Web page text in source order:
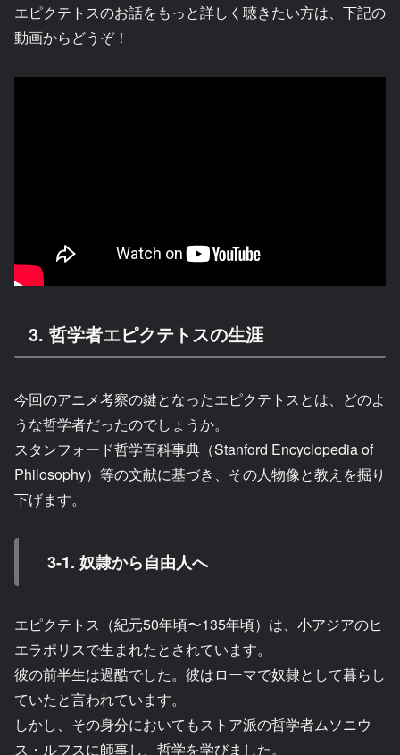
エピクテトスのお話をもっと詳しく聴きたい方は、下記の
動画からどうぞ！
3. 哲学者エピクテトスの生涯
今回のアニメ考察の鍵となったエピクテトスとは、どのよ
うな哲学者だったのでしょうか。
スタンフォード哲学百科事典（Stanford Encyclopedia of
Philosophy）等の文献に基づき、その人物像と教えを掘り
下げます。
3-1. 奴隷から自由人へ
エピクテトス（紀元50年頃〜135年頃）は、小アジアのヒ
エラポリスで生まれたとされています。
彼の前半生は過酷でした。彼はローマで奴隷として暮らし
ていたと言われています。
しかし、その身分においてもストア派の哲学者ムソニウ
ス・ルフスに師事し、哲学を学びました。